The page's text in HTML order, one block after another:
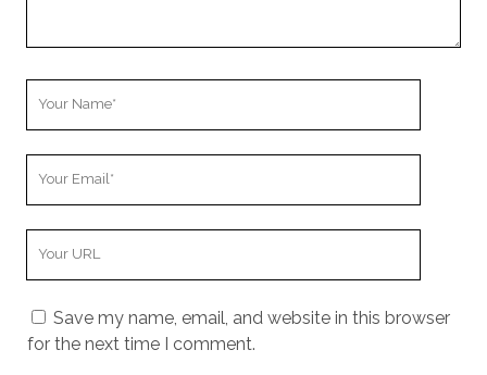
Save my name, email, and website in this browser
for the next time I comment.